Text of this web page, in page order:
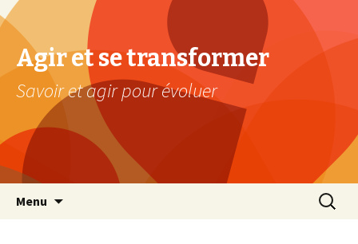
Agir et se transformer
Savoir et agir pour évoluer
Menu